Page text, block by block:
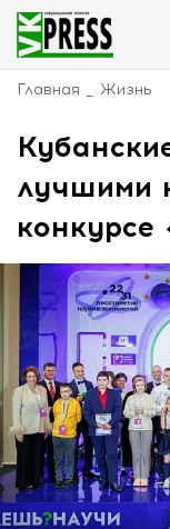
Главная Жизнь
лучшими